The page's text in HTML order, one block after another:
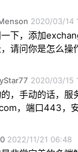
2020/03/14
下，添加
请问你是怎么操
2020/03/15
，手动的话，服
，端口443，
2022/11/21 06:48